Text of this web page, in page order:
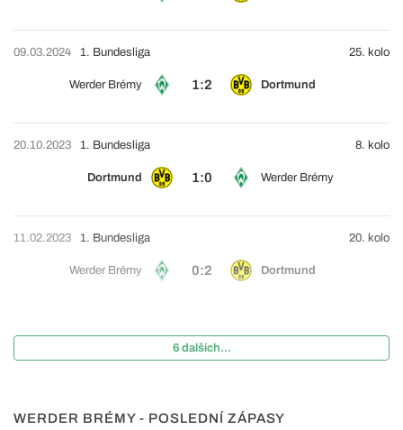
09.03.2024
Werder Brémy 1:2 Dortmund
1. Bundesliga 25. kolo
20.10.2023
Dortmund 1:0 Werder Brémy
1. Bundesliga 8. kolo
11.02.2023
Werder Brémy 0:2 Dortmund
1. Bundesliga 20. kolo
6 dalších...
WERDER BRÉMY - POSLEDNÍ ZÁPASY